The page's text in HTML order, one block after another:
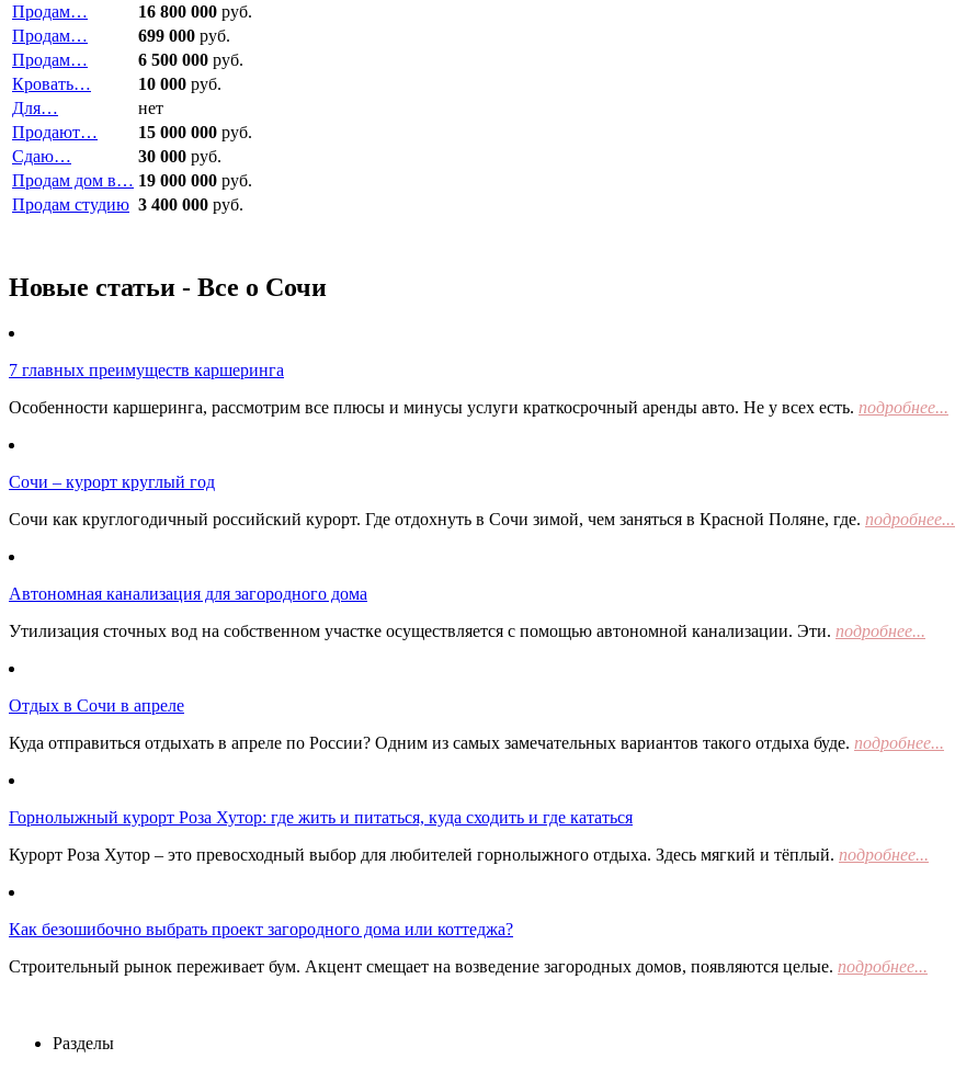
Продам…
16 800 000 руб.
Продам…
699 000 руб.
Продам…
6 500 000 руб.
Кровать…
10 000 руб.
Для…
нет
Продают…
15 000 000 руб.
Сдаю…
30 000 руб.
Продам дом в… 19 000 000 руб.
Продам студию 3 400 000 руб.
Новые статьи - Все о Сочи
7 главных преимуществ каршеринга
Особенности каршеринга, рассмотрим все плюсы и минусы услуги краткосрочный аренды авто. Не у всех есть. подробнее...
Сочи – курорт круглый год
Сочи как круглогодичный российский курорт. Где отдохнуть в Сочи зимой, чем заняться в Красной Поляне, где. подробнее...
Автономная канализация для загородного дома
Утилизация сточных вод на собственном участке осуществляется с помощью автономной канализации. Эти. подробнее...
Отдых в Сочи в апреле
Куда отправиться отдыхать в апреле по России? Одним из самых замечательных вариантов такого отдыха буде. подробнее...
Горнолыжный курорт Роза Хутор: где жить и питаться, куда сходить и где кататься
Курорт Роза Хутор – это превосходный выбор для любителей горнолыжного отдыха. Здесь мягкий и тёплый. подробнее...
Как безошибочно выбрать проект загородного дома или коттеджа?
Строительный рынок переживает бум. Акцент смещает на возведение загородных домов, появляются целые. подробнее...
Разделы